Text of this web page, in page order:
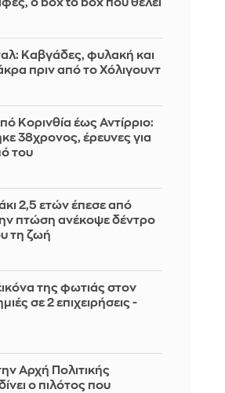
ο box to box που θέλει
Καβγάδες, φυλακή και
πριν από το Χόλιγουντ
Κορινθία έως Αντίρριο:
38χρονος, έρευνες για
του
2,5 ετών έπεσε από
πτώση ανέκοψε δέντρο
τη ζωή
της φωτιάς στον
σε 2 επιχειρήσεις -
Αρχή Πολιτικής
ο πιλότος που